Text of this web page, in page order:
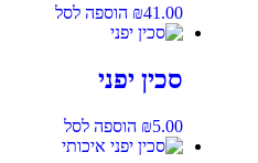
₪41.00 הוספה לסל
סכין יפני
₪5.00 הוספה לסל